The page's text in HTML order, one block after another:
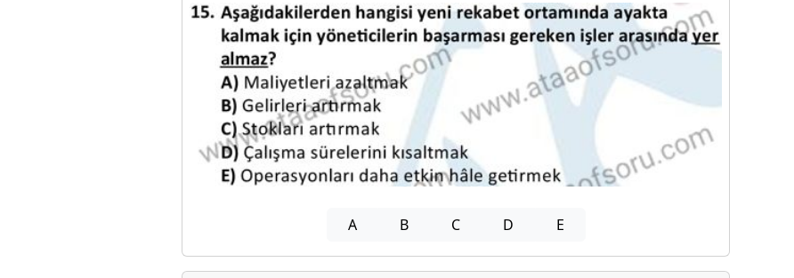
A B C D E